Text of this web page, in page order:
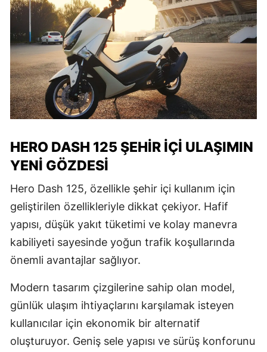
HERO DASH 125 ŞEHIR İÇI ULAŞIMIN
YENI GÖZDESI
Hero Dash 125, özellikle şehir içi kullanım için
geliştirilen özellikleriyle dikkat çekiyor. Hafif
yapısı, düşük yakıt tüketimi ve kolay manevra
kabiliyeti sayesinde yoğun trafik koşullarında
önemli avantajlar sağlıyor.
Modern tasarım çizgilerine sahip olan model,
günlük ulaşım ihtiyaçlarını karşılamak isteyen
kullanıcılar için ekonomik bir alternatif
oluşturuyor. Geniş sele yapısı ve sürüş konforunu